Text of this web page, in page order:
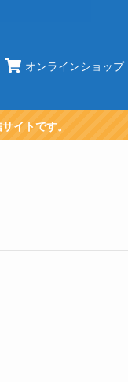
オンラインショップ
イトです。